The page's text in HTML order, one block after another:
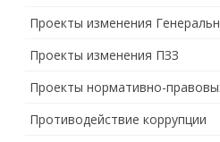
Проекты изменения
Проекты изменения ПЗЗ
Проекты нормативно-
Противодействие коррупции